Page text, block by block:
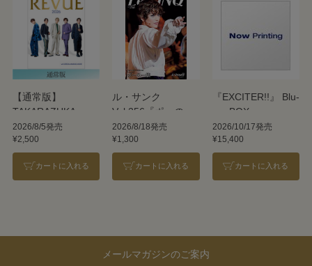
【通常版】
TAKARAZUKA
REVUE 2026
2026/8/5発売
¥2,500
カートに入れる
ル・サンク
Vol.256『ポーの一
族』＜雪組＞
2026/8/18発売
¥1,300
カートに入れる
『EXCITER!!』 Blu-
ray BOX
2026/10/17発売
¥15,400
カートに入れる
メールマガジンのご案内